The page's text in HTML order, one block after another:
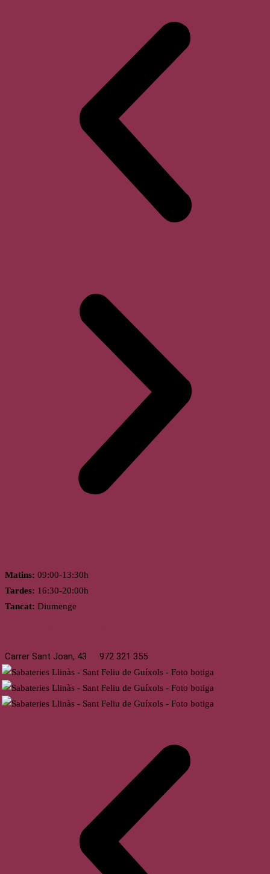
Matins: 09:00-13:30h
Tardes: 16:30-20:00h
Tancat: Diumenge
Carrer Sant Joan, 43 972 321 355